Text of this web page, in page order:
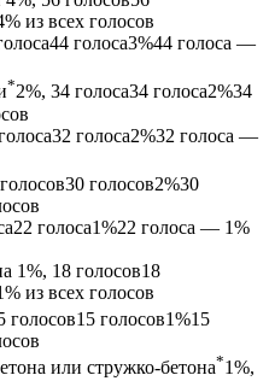
из всех голосов
44 голоса3%44 голоса —
*2%, 34 голоса34 голоса2%34
32 голоса2%32 голоса —
голосов30 голосов2%30
22 голоса1%22 голоса — 1%
1%, 18 голосов18
из всех голосов
голосов15 голосов1%15
или стружко-бетона*1%,